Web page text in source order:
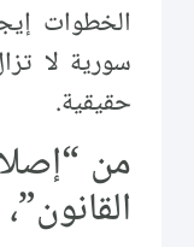
الخطوات
سورية لا
حقيقية.
من